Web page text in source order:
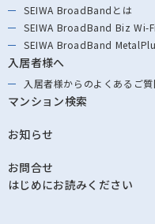
SEIWA BroadBandとは
SEIWA BroadBand Biz Wi-
SEIWA BroadBand
入居者様へ
入居者様からのよくあるご
マンション検索
お知らせ
お問合せ
はじめにお読みください